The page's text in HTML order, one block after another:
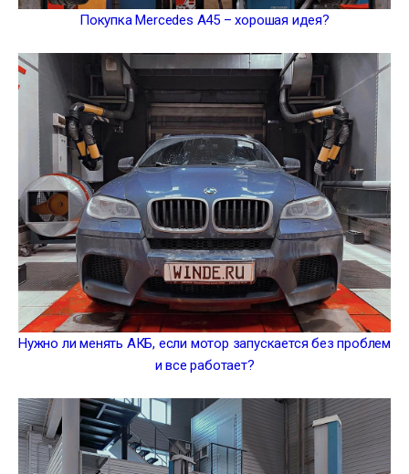
Покупка Mercedes A45 – хорошая идея?
Нужно ли менять АКБ, если мотор запускается без проблем
и все работает?